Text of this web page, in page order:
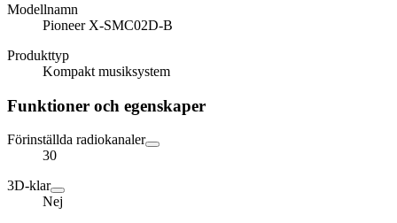
Modellnamn
Pioneer X-SMC02D-B
Produkttyp
Kompakt musiksystem
Funktioner och egenskaper
Förinställda radiokanaler
30
3D-klar
Nej